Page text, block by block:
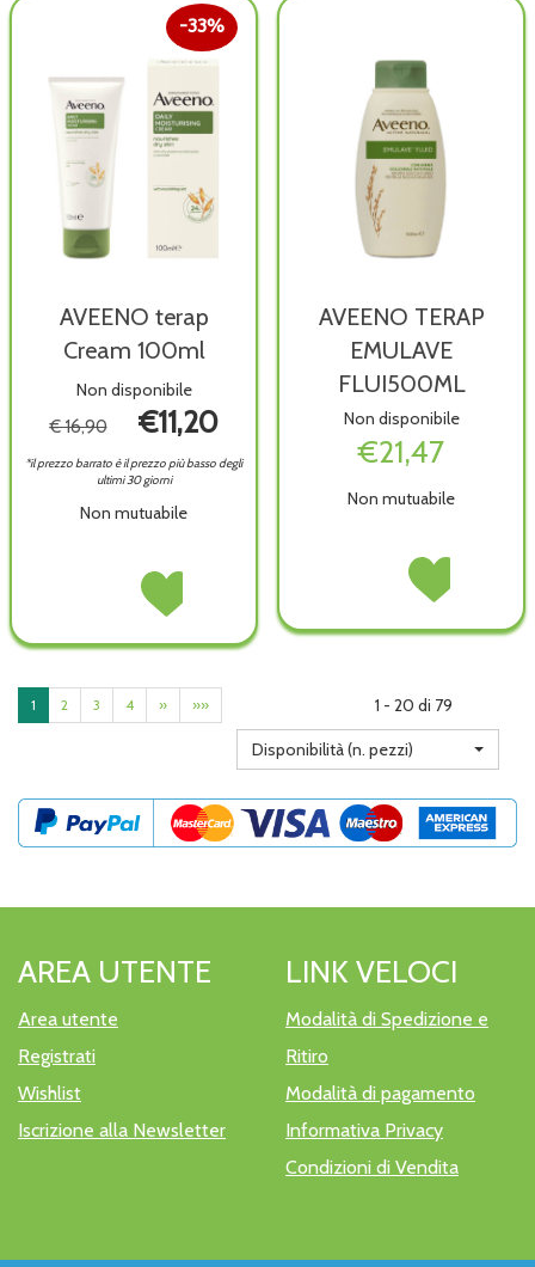
disponibile
CRP alla
wishlist
disponibile
wishlist
AVEENO terap
Cream 100ml
Non disponibile
33%
€ 16,90 €11,20
*il prezzo barrato è il prezzo più basso degli
ultimi 30 giorni
Non mutuabile
AVEENO
100ml non
disponibile
Acquista AVEENO
terap
100ml alla
AVEENO TERAP
EMULAVE
FLUI500ML
Non disponibile
€21,47
Non mutuabile
AVEENO
FLUI500ML non
Acquista AVEENO
TERAP
FLUI500ML alla
1 2 3 4 » »» 1 - 20 di 79
Disponibilità (n. pezzi)
AREA UTENTE
Area utente
Registrati
Wishlist
Iscrizione alla Newsletter
LINK VELOCI
Modalità di Spedizione e
Ritiro
Modalità di pagamento
Informativa Privacy
Condizioni di Vendita